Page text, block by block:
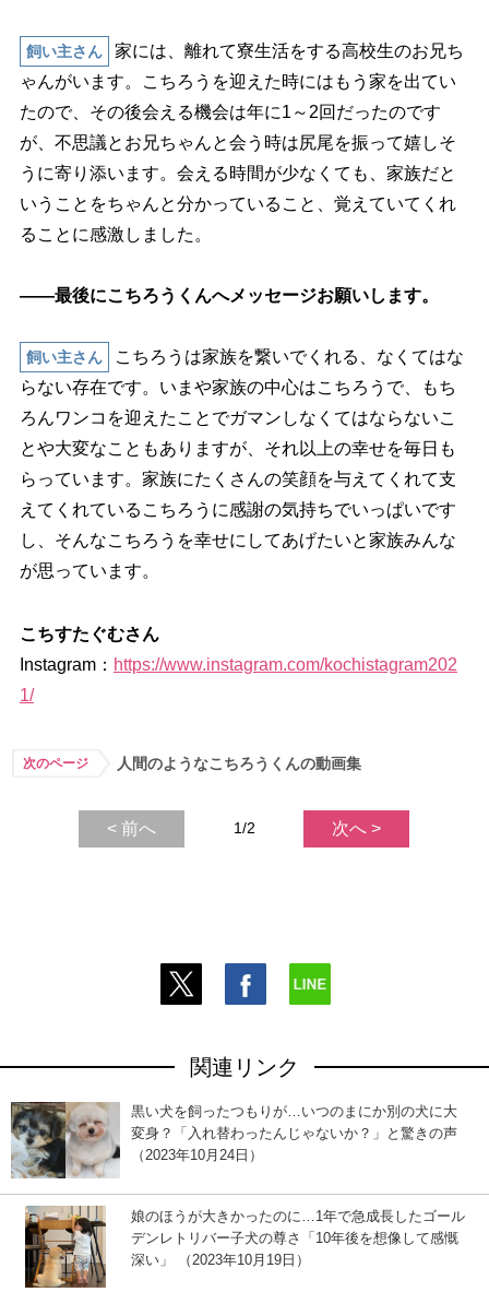
飼い主さん
家には、離れて寮生活をする高校生のお兄ち
ゃんがいます。こちろうを迎えた時にはもう家を出てい
たので、その後会える機会は年に1～2回だったのです
が、不思議とお兄ちゃんと会う時は尻尾を振って嬉しそ
うに寄り添います。会える時間が少なくても、家族だと
いうことをちゃんと分かっていること、覚えていてくれ
ることに感激しました。
――最後にこちろうくんへメッセージお願いします。
飼い主さん
こちろうは家族を繋いでくれる、なくてはな
らない存在です。いまや家族の中心はこちろうで、もち
ろんワンコを迎えたことでガマンしなくてはならないこ
とや大変なこともありますが、それ以上の幸せを毎日も
らっています。家族にたくさんの笑顔を与えてくれて支
えてくれているこちろうに感謝の気持ちでいっぱいです
し、そんなこちろうを幸せにしてあげたいと家族みんな
が思っています。
こちすたぐむさん
Instagram： https://www.instagram.com/kochistagram202
1/
次のページ 人間のようなこちろうくんの動画集
< 前へ 1/2 次へ >
関連リンク
黒い犬を飼ったつもりが…いつのまにか別の犬に大
変身？「入れ替わったんじゃないか？」と驚きの声
（2023年10月24日）
娘のほうが大きかったのに…1年で急成長したゴール
デンレトリバー子犬の尊さ「10年後を想像して感慨
深い」 （2023年10月19日）